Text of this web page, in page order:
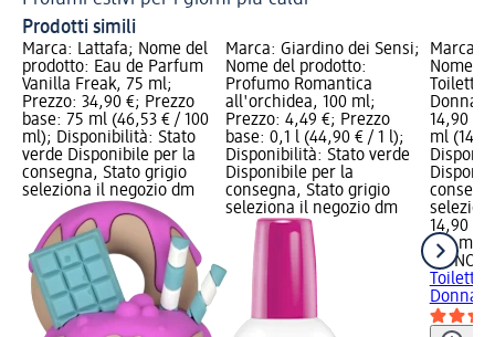
Prodotti simili
Marca: Lattafa; Nome del
prodotto: Eau de Parfum
Vanilla Freak, 75 ml;
Prezzo: 34,90 €; Prezzo
base: 75 ml (46,53 € / 100
ml); Disponibilità: Stato
verde Disponibile per la
consegna, Stato grigio
seleziona il negozio dm
Marca: Giardino dei Sensi;
Nome del prodotto:
Profumo Romantica
all'orchidea, 100 ml;
Prezzo: 4,49 €; Prezzo
base: 0,1 l (44,90 € / 1 l);
Disponibilità: Stato verde
Disponibile per la
consegna, Stato grigio
seleziona il negozio dm
Marca:
Nome
Toilette
Donna,
14,90 €;
ml
14,90 €
100 ml
Toilette
Donna,